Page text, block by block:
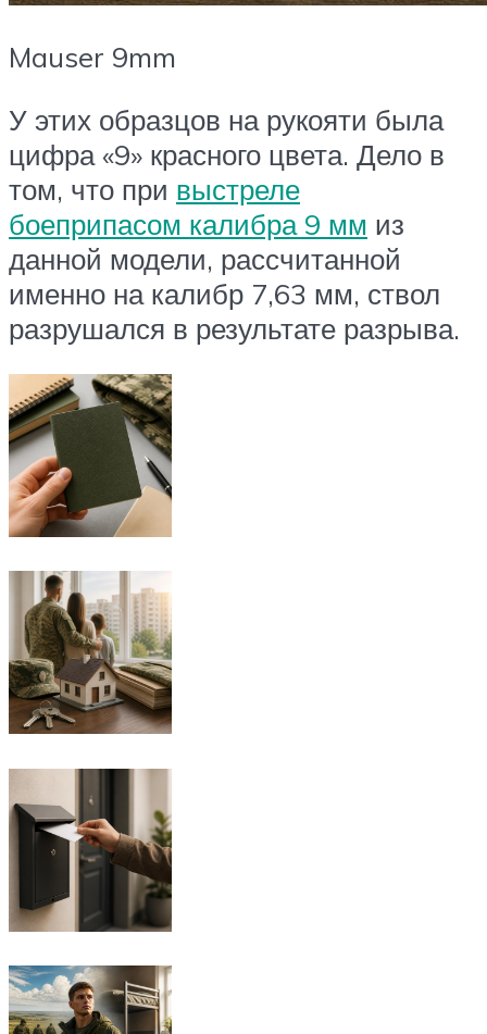
Mauser 9mm
У этих образцов на рукояти была
цифра «9» красного цвета. Дело в
том, что при выстреле
боеприпасом калибра 9 мм из
данной модели, рассчитанной
именно на калибр 7,63 мм, ствол
разрушался в результате разрыва.